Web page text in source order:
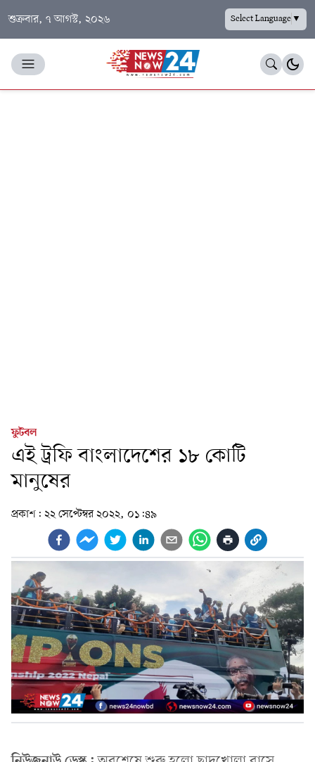
শুক্রবার, ৭ আগস্ট, ২০২৬ Select Language▼
ফুটবল
এই ট্রফি বাংলাদেশের ১৮ কোটি
মানুষের
প্রকাশ: ২২ সেপ্টেম্বর ২০২২, ০১:৪৯